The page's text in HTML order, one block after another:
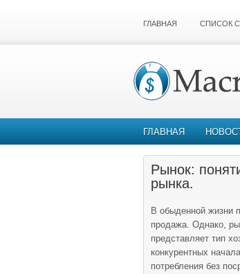
ГЛАВНАЯ СПИСОК
ГЛАВНАЯ
Рынок:
рынка.
В обыденной жизни
продажа. Однако,
представляет тип
конкурентных
потребления без